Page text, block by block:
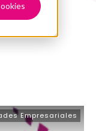
Empresariales